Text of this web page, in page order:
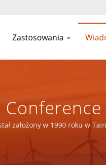
Zastosowania
ISO
założony w 1990 roku w
z certyfikatami ISO 9001,